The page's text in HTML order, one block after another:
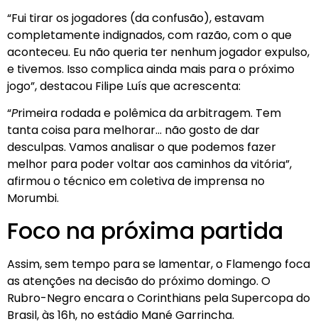
“Fui tirar os jogadores (da confusão), estavam
completamente indignados, com razão, com o que
aconteceu. Eu não queria ter nenhum jogador expulso,
e tivemos. Isso complica ainda mais para o próximo
jogo”, destacou Filipe Luís que acrescenta:
“Primeira rodada e polêmica da arbitragem. Tem
tanta coisa para melhorar… não gosto de dar
desculpas. Vamos analisar o que podemos fazer
melhor para poder voltar aos caminhos da vitória”,
afirmou o técnico em coletiva de imprensa no
Morumbi.
Foco na próxima partida
Assim, sem tempo para se lamentar, o Flamengo foca
as atenções na decisão do próximo domingo. O
Rubro-Negro encara o Corinthians pela Supercopa do
Brasil, às 16h, no estádio Mané Garrincha.